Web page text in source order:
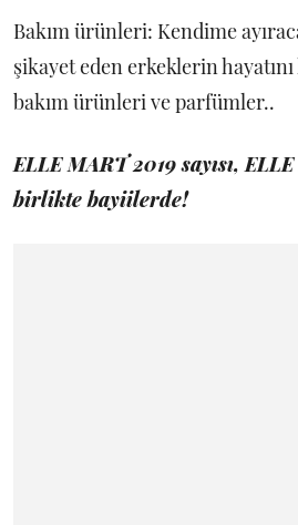
Bakım ürünleri: Kendime
şikayet eden erkeklerin
bakım ürünleri ve parfümler..
ELLE MART 2019 sayısı,
birlikte bayiilerde!